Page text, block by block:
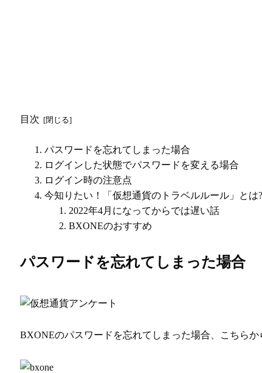
目次
パスワードを忘れてしまった場合
ログインした状態でパスワードを変える場合
ログイン時の注意点
今知りたい！「仮想通貨のトラベルルール」とは?
2022年4月になってからでは遅い話
BXONEのおすすめ
パスワードを忘れてしまった場合
BXONEのパスワードを忘れてしまった場合、こちら